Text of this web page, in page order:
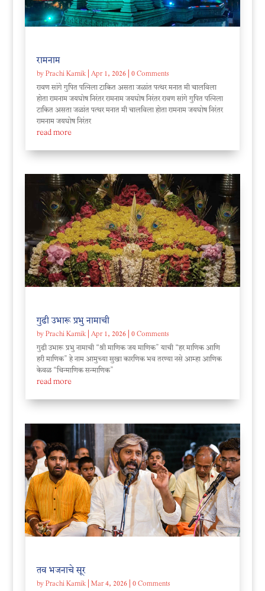
रामनाम
byPrachi Karnik| Apr 1, 2026| 0 Comments
रावण सांगे गुपित पत्निला टाकित असता जळांत पत्थर मनात मी चालविला
होता रामनाम जयघोष निरंतर रामनाम जयघोष निरंतर रावण सांगे गुपित पत्निला
टाकित असता जळांत पत्थर मनात मी चालविला होता रामनाम जयघोष निरंतर
रामनाम जयघोष निरंतर
read more
गुढी उभारू प्रभु नामाची
byPrachi Karnik| Apr 1, 2026| 0 Comments
गुढी उभारू प्रभु नामाची “श्री माणिक जय माणिक” याची “हर माणिक आणि
हरी माणिक” हे नाम आमुच्या सुखा कारणिक भव तरण्या नसे आम्हा आणिक
केवळ “चिन्माणिक सन्माणिक”
read more
तव भजनाचे सूर
byPrachi Karnik| Mar 4, 2026| 0 Comments